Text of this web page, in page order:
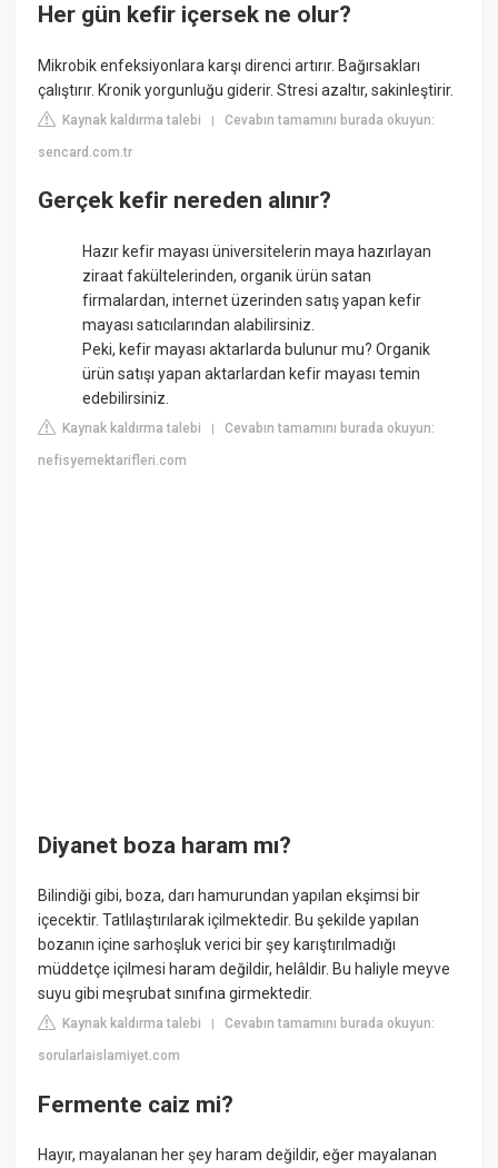
Her gün kefir içersek ne olur?
Mikrobik enfeksiyonlara karşı direnci artırır. Bağırsakları
çalıştırır. Kronik yorgunluğu giderir. Stresi azaltır, sakinleştirir.
Kaynak kaldırma talebi |Cevabın tamamını burada okuyun:
sencard.com.tr
Gerçek kefir nereden alınır?
Hazır kefir mayası üniversitelerin maya hazırlayan
ziraat fakültelerinden, organik ürün satan
firmalardan, internet üzerinden satış yapan kefir
mayası satıcılarından alabilirsiniz.
Peki, kefir mayası aktarlarda bulunur mu? Organik
ürün satışı yapan aktarlardan kefir mayası temin
edebilirsiniz.
Kaynak kaldırma talebi |Cevabın tamamını burada okuyun:
nefisyemektarifleri.com
Diyanet boza haram mı?
Bilindiği gibi, boza, darı hamurundan yapılan ekşimsi bir
içecektir. Tatlılaştırılarak içilmektedir. Bu şekilde yapılan
bozanın içine sarhoşluk verici bir şey karıştırılmadığı
müddetçe içilmesi haram değildir, helâldir. Bu haliyle meyve
suyu gibi meşrubat sınıfına girmektedir.
Kaynak kaldırma talebi |Cevabın tamamını burada okuyun:
sorularlaislamiyet.com
Fermente caiz mi?
Hayır, mayalanan her şey haram değildir, eğer mayalanan